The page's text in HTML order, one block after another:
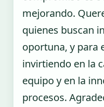
mejorando.
quienes buscan
oportuna, y para
invirtiendo en la
equipo y en la
procesos.